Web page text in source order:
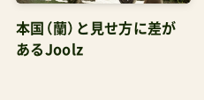
本国（蘭）と見せ方に差が
あるJoolz